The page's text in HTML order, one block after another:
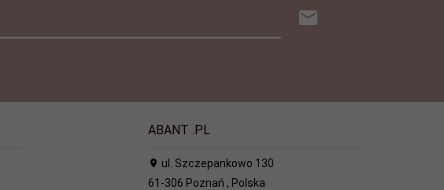
ABANT .PL
ul. Szczepankowo 130
61-306 Poznań , Polska